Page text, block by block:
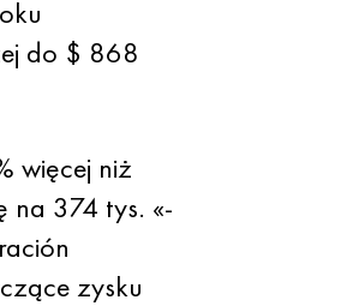
do $ 868
więcej niż
na 374 tys. «-
zysku